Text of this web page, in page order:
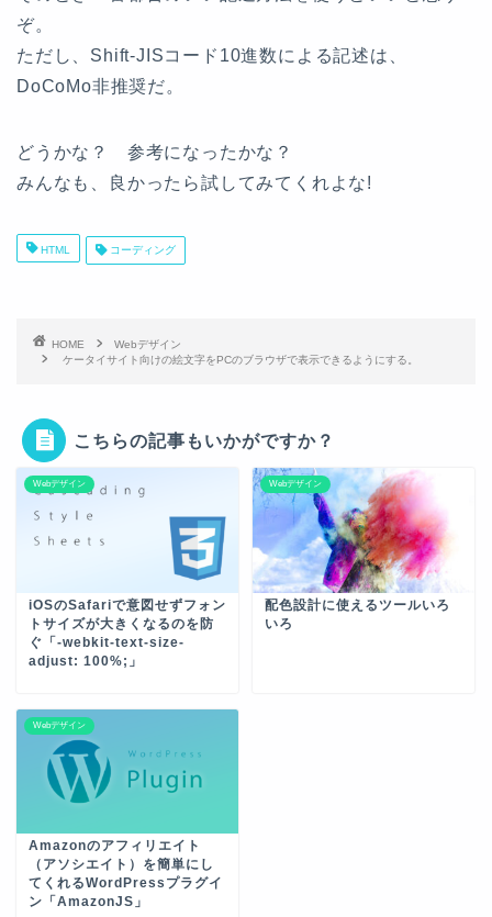
ぞ。
ただし、Shift-JISコード10進数による記述は、
DoCoMo非推奨だ。
どうかな？ 参考になったかな？
みんなも、良かったら試してみてくれよな!
HTML コーディング
HOME
Webデザイン
ケータイサイト向けの絵文字をPCのブラウザで表示できるようにする。
こちらの記事もいかがですか？
Webデザイン
iOSのSafariで意図せずフォン
トサイズが大きくなるのを防
ぐ「-webkit-text-size-
adjust: 100%;」
Webデザイン
配色設計に使えるツールいろ
いろ
Webデザイン
Amazonのアフィリエイト
（アソシエイト）を簡単にし
てくれるWordPressプラグイ
ン「AmazonJS」